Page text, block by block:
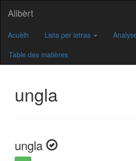
Alibèrt
Acuèlh Lista per letras
Table des matières
ungla
ungla